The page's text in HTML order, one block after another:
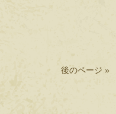
後のページ »